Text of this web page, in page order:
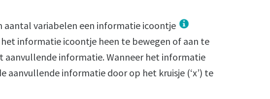
aantal variabelen een informatie icoontje
informatie icoontje heen te bewegen of aan te
informatie. Wanneer het informatie
aanvullende informatie door op het kruisje (‘x’) te